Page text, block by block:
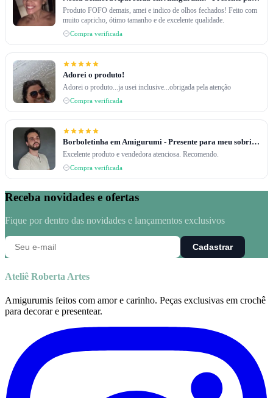
Produto FOFO demais, amei e indico de olhos fechados! Feito com
muito capricho, ótimo tamanho e de excelente qualidade.
Compra verificada
Adorei o produto!
Adorei o produto...ja usei inclusive...obrigada pela atenção
Compra verificada
Borboletinha em Amigurumi - Presente para meu sobrinho de 2 anos
Excelente produto e vendedora atenciosa. Recomendo.
Compra verificada
Receba novidades e ofertas
Fique por dentro das novidades e lançamentos exclusivos
Cadastrar
Ateliê Roberta Artes
Amigurumis feitos com amor e carinho. Peças exclusivas em crochê
para decorar e presentear.